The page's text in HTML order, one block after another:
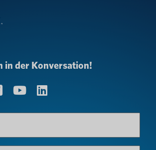
in der Konversation!